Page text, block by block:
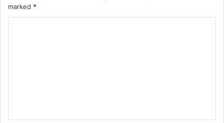
marked *